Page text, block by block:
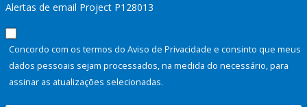
Alertas de email Project P128013
Concordo com os termos do Aviso de Privacidade e consinto que meus
dados pessoais sejam processados, na medida do necessário, para
assinar as atualizações selecionadas.